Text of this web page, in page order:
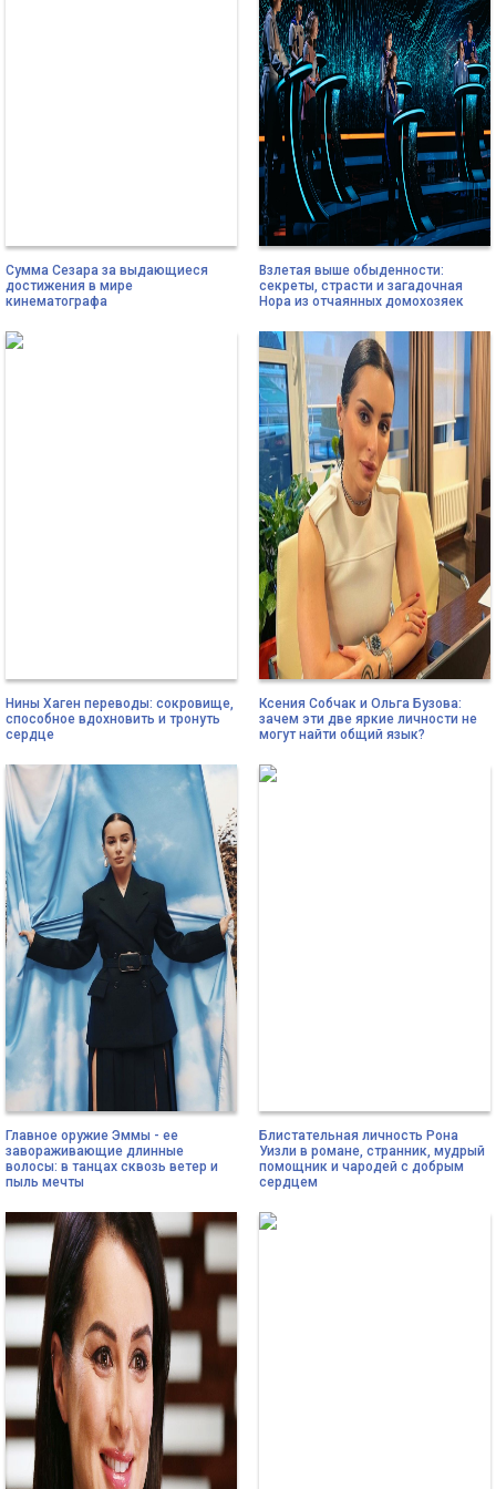
Сумма Сезара за выдающиеся
достижения в мире
кинематографа
Взлетая выше обыденности:
секреты, страсти и загадочная
Нора из отчаянных домохозяек
Нины Хаген переводы: сокровище,
способное вдохновить и тронуть
сердце
Ксения Собчак и Ольга Бузова:
зачем эти две яркие личности не
могут найти общий язык?
Главное оружие Эммы - ее
завораживающие длинные
волосы: в танцах сквозь ветер и
пыль мечты
Блистательная личность Рона
Уизли в романе, странник, мудрый
помощник и чародей с добрым
сердцем